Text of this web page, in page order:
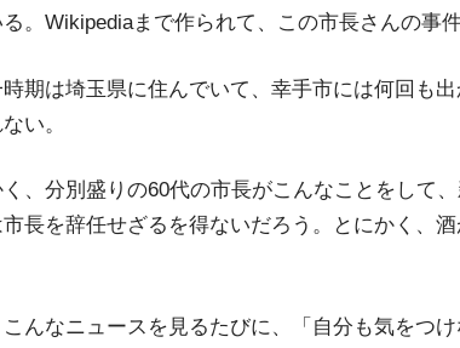
。Wikipediaまで作られて、この市長さんの事
期は埼玉県に住んでいて、幸手市には何回も
い。
く、分別盛りの60代の市長がこんなことをして
市長を辞任せざるを得ないだろう。とにかく、
んなニュースを見るたびに、「自分も気をつ